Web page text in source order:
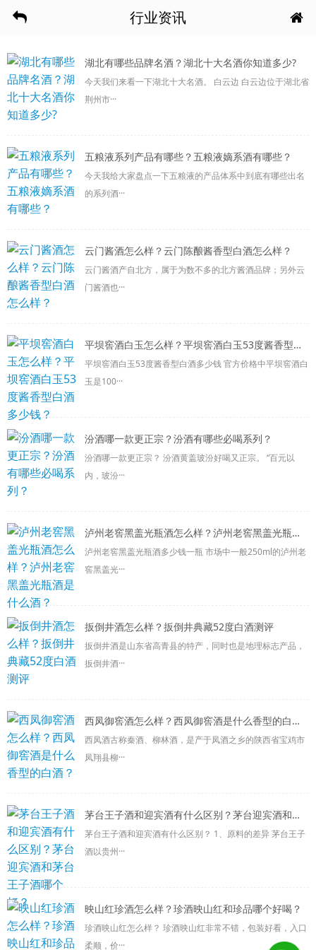
行业资讯
湖北有哪些品牌名酒？湖北十大名酒你知道多少?
今天我们来看一下湖北十大名酒。 白云边 白云边位于湖北省
荆州市···
五粮液系列产品有哪些？五粮液嫡系酒有哪些？
今天我给大家盘点一下五粮液的产品体系中到底有哪些出名
的系列酒···
云门酱酒怎么样？云门陈酿酱香型白酒怎么样？
云门酱酒产自北方，属于为数不多的北方酱酒品牌；另外云
门酱酒也···
平坝窖酒白玉怎么样？平坝窖酒白玉53度酱香型白酒多少钱？
平坝窖酒白玉53度酱香型白酒多少钱 官方价格中平坝窖酒白
玉是100···
汾酒哪一款更正宗？汾酒有哪些必喝系列？
汾酒哪一款更正宗？ 汾酒黄盖玻汾好喝又正宗。 “百元以
内，玻汾···
泸州老窖黑盖光瓶酒怎么样？泸州老窖黑盖光瓶酒是什么酒？
泸州老窖黑盖光瓶酒多少钱一瓶 市场中一般250ml的泸州老
窖黑盖光···
扳倒井酒怎么样？扳倒井典藏52度白酒测评
扳倒井酒是山东省高青县的特产，同时也是地理标志产品，
扳倒井酒···
西凤御窖酒怎么样？西凤御窖酒是什么香型的白酒？
西凤酒古称秦酒、柳林酒，是产于凤酒之乡的陕西省宝鸡市
凤翔县柳···
茅台王子酒和迎宾酒有什么区别？茅台迎宾酒和茅台王子酒哪个好？
茅台王子酒和迎宾酒有什么区别？ 1、原料的差异 茅台王子
酒以贵州···
映山红珍酒怎么样？珍酒映山红和珍品哪个好喝？
珍酒映山红怎么样？ 珍酒映山红非常不错，包装好看，入口
柔顺，价···